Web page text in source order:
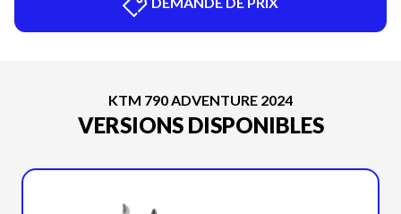
KTM 790 ADVENTURE 2024
VERSIONS DISPONIBLES